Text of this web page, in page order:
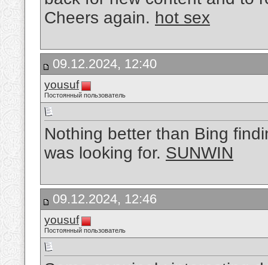
Cheers again. hot sex
09.12.2024, 12:40
yousuf
Постоянный пользователь
Nothing better than Bing
was looking for. SUNWIN
09.12.2024, 12:46
yousuf
Постоянный пользователь